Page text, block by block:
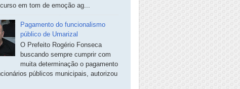
em tom de emoção ag...
Pagamento do funcionalismo
público de Umarizal
O Prefeito Rogério Fonseca
buscando sempre cumprir com
muita determinação o pagamento
públicos municipais, autorizou